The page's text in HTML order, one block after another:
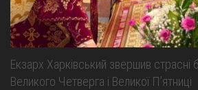
Екзарх Харківський звершив страсні
Великого Четверга і Великої Пʼятниці